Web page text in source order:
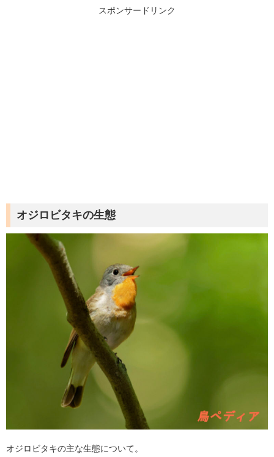
スポンサードリンク
オジロビタキの生態
オジロビタキの主な生態について。